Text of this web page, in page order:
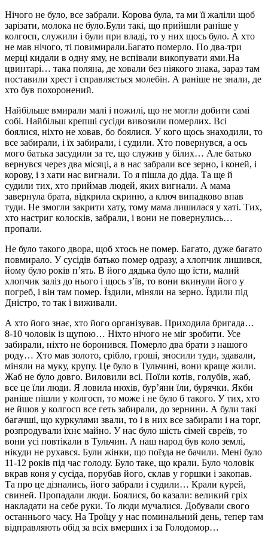
Нічого не було, все забрали. Корова була, та ми її жаліли щоб
зарізати, молока не було.Були такі, що прийшли раніше у
колгосп, служили і були при владі, то у них щось було. А хто
не мав нічого, ті повимирали.Багато померло. По два-три
мерці кидали в одну яму, не вспівали викопувати ями.На
цвинтарі… така поляна, де ховали без ніякого знака, зараз там
поставили хрест і справляється молебін. А раніше не знали, де
хто був похоронений.
Найбільше вмирали малі і пожилі, що не могли добити самі
собі. Найбільш крепші сусіди вивозили померлих. Всі
боялися, ніхто не ховав, бо боялися. У кого щось знаходили, то
все забирали, і їх забирали, і судили. Хто повернувся, а ось
мого батька засудили за те, що служив у білих… Але батько
вернувся через два місяці, а в нас забрали все зерно, і коней, і
корову, і з хати нас вигнали. То я пішла до діда. Та ще й
судили тих, хто приймав людей, яких вигнали. А мама
завернула брата, відкрила скриню, а ключ випадково впав
туди. Не змогли закрити хату, тому мама лишилася у хаті. Тих,
хто настриг колосків, забрали, і вони не повернулись…
пропали.
Не було такого двора, щоб хтось не помер. Багато, дуже багато
повмирало. У сусідів батько помер одразу, а хлопчик лишився,
йому було років п’ять. В його дядька було що їсти, малий
хлопчик заліз до нього і щось з’їв, то вони вкинули його у
погреб, і він там помер. Їздили, міняли на зерно. Їздили під
Дністро, то так і виживали.
А хто його знає, хто його організував. Приходила бригада…
8-10 чоловік із щупою… Ніхто нічого не міг зробити. Усе
забирали, ніхто не боронився. Померло два брати з нашого
роду… Хто мав золото, срібло, гроші, зносили туди, здавали,
міняли на муку, крупу. Це було в Тульчині, вони краще жили.
Жаб не було довго. Виловили всі. Поїли котів, голубів, жаб,
все це їли люди. Я ловила нюхів, бур’яни їли, бурячки. Якби
раніше пішли у колгосп, то може і не було б такого. У тих, хто
не йшов у колгосп все геть забирали, до зернини. А були такі
багачші, що куркулями звали, то і в них все забирали і на торг,
розпродували їхнє майно. У нас було шість сімей євреїв, то
вони усі повтікали в Тульчин. А наш народ був коло землі,
нікуди не рухався. Були жінки, що поїзда не бачили. Мені було
11-12 років під час голоду. Було таке, що крали. Було чоловік
вкрав коня у сусіда, порубав його, склав у горшки і закопав.
Та про це дізнались, його забрали і судили… Крали курей,
свиней. Пропадали люди. Боялися, бо казали: великий гріх
накладати на себе руки. То люди мучалися. Добували свого
останнього часу. На Троїцу у нас поминальний день, тепер там
відправляють обід за всіх вмерших і за Голодомор…